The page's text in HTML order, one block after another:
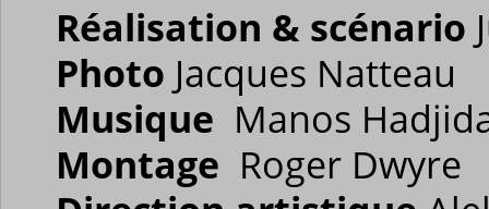
Réalisation & scénario
Photo Jacques Natteau
Musique Manos
Montage Roger Dwyre